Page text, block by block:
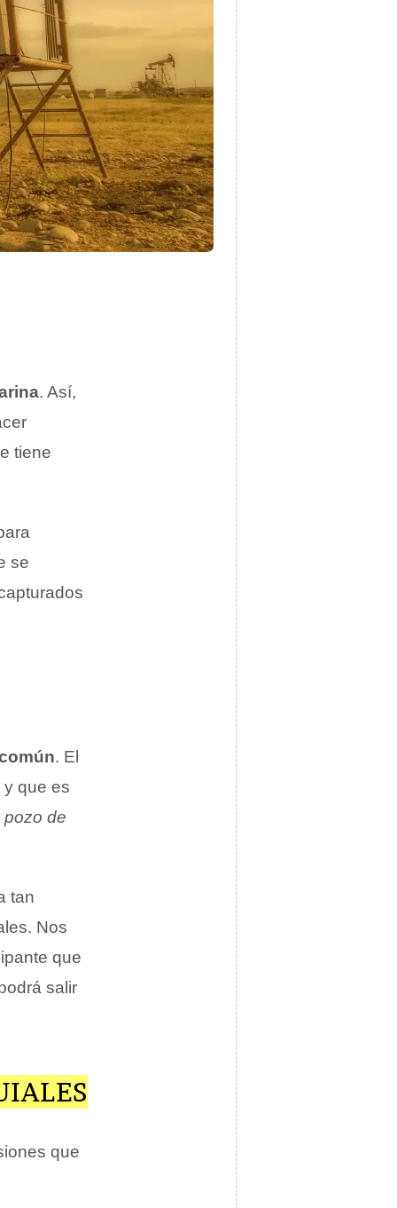
. Así,
tiene
se
. El
que es
pozo de
tan
Nos
que
salir
que